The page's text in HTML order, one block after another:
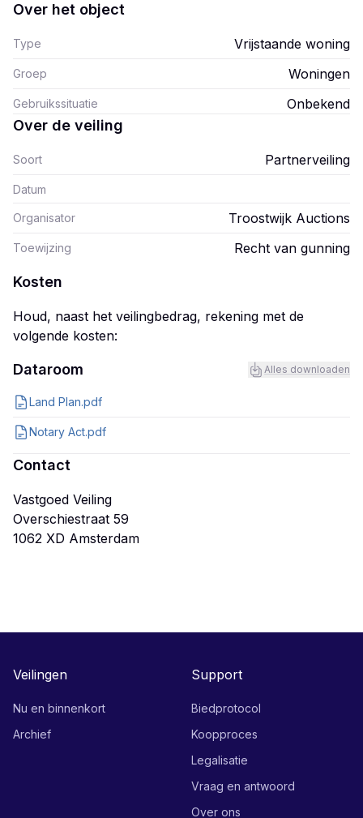
Over het object
Type Vrijstaande woning
Groep Woningen
Gebruikssituatie Onbekend
Over de veiling
Soort Partnerveiling
Datum
Organisator Troostwijk Auctions
Toewijzing Recht van gunning
Kosten
Houd, naast het veilingbedrag, rekening met de
volgende kosten:
Dataroom Alles downloaden
Land Plan.pdf
Notary Act.pdf
Contact
Vastgoed Veiling
Overschiestraat 59
Veilingen
Nu en binnenkort
Archief
Support
Biedprotocol
Koopproces
Legalisatie
Vraag en antwoord
Over ons